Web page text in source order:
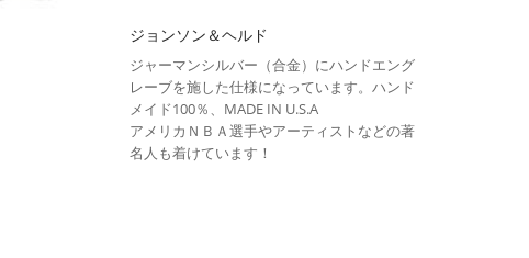
ジョンソン＆ヘルド
ジャーマンシルバー（合金）にハンドエング
レーブを施した仕様になっています。ハンド
メイド100％、MADE IN U.S.A
アメリカＮＢＡ選手やアーティストなどの著
名人も着けています！